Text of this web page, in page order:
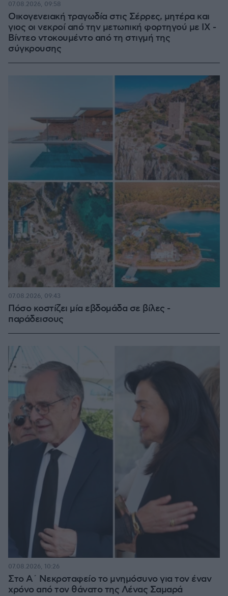
Οικογενειακή τραγωδία στις Σέρρες, μητέρα και
γιος οι νεκροί από την μετωπική φορτηγού με ΙΧ -
Βίντεο ντοκουμέντο από τη στιγμή της
σύγκρουσης
07.08.2026, 09:58
Πόσο κοστίζει μία εβδομάδα σε βίλες -
παράδεισους
07.08.2026, 09:43
Στο Α΄ Νεκροταφείο το μνημόσυνο για τον έναν
χρόνο από τον θάνατο της Λένας Σαμαρά
07.08.2026, 10:26